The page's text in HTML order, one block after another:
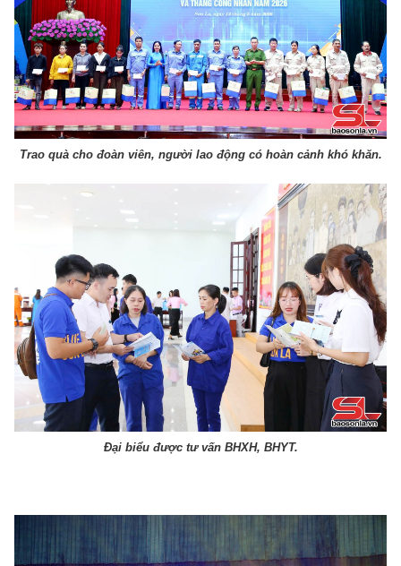
Trao quà cho đoàn viên, người lao động có hoàn cảnh khó khăn.
Đại biểu được tư vấn BHXH, BHYT.